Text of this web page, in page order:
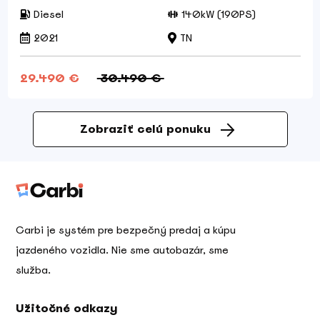
Diesel
140kW (190PS)
2021
TN
29.490 € 30.490 €
Zobraziť celú ponuku
Carbi je systém pre bezpečný predaj a kúpu
jazdeného vozidla. Nie sme autobazár, sme
služba.
Užitočné odkazy